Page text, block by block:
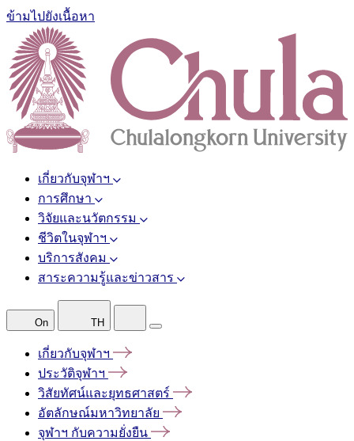
ข้ามไปยังเนื้อหา
เกี่ยวกับจุฬาฯ
การศึกษา
วิจัยและนวัตกรรม
ชีวิตในจุฬาฯ
บริการสังคม
สาระความรู้และข่าวสาร
On TH
เกี่ยวกับจุฬาฯ
ประวัติจุฬาฯ
วิสัยทัศน์และยุทธศาสตร์
อัตลักษณ์มหาวิทยาลัย
จุฬาฯ กับความยั่งยืน